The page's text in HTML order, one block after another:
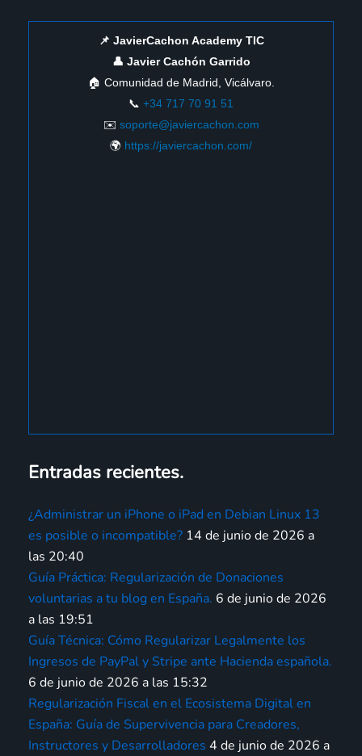
📌 JavierCachon Academy TIC
👤 Javier Cachón Garrido
🏠 Comunidad de Madrid, Vicálvaro.
📞 +34 717 70 91 51
✉️ soporte@javiercachon.com
🌍 https://javiercachon.com/
Entradas recientes.
¿Administrar un iPhone o iPad en Debian Linux 13
es posible o incompatible? 14 de junio de 2026 a
las 20:40
Guía Práctica: Regularización de Donaciones
voluntarias a tu blog en España. 6 de junio de 2026
a las 19:51
Guía Técnica: Cómo Regularizar Legalmente los
Ingresos de PayPal y Stripe ante Hacienda española.
6 de junio de 2026 a las 15:32
Regularización Fiscal en el Ecosistema Digital en
España: Guía de Supervivencia para Creadores,
Instructores y Desarrolladores 4 de junio de 2026 a